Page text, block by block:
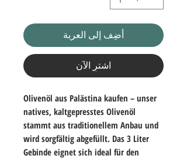
أضِف إلى العربة
اشترِ الآن
Olivenöl aus Palästina kaufen – unser
natives, kaltgepresstes Olivenöl
stammt aus traditionellem Anbau und
wird sorgfältig abgefüllt. Das 3 Liter
Gebinde eignet sich ideal für den